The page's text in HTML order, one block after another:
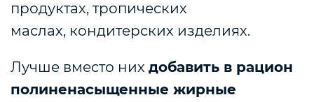
продуктах, тропических
маслах, кондитерских изделиях.
Лучше вместо них добавить в рацион
полиненасыщенные жирные